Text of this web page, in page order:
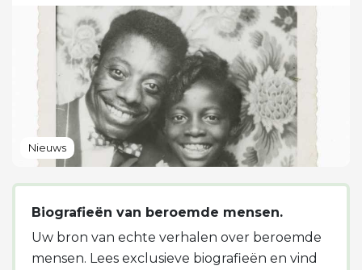
Nieuws
Biografieën van beroemde mensen.
Uw bron van echte verhalen over beroemde
mensen. Lees exclusieve biografieën en vind